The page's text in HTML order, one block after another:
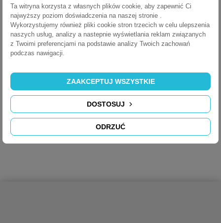
ARKUSZ DANYCH
Seria Elevator
POBIERZ
Elevator - Instrukcja
POBIERZ (504.09K)
Ta witryna korzysta z własnych plików cookie, aby zapewnić Ci
najwyższy poziom doświadczenia na naszej stronie .
Wykorzystujemy również pliki cookie stron trzecich w celu ulepszenia
naszych usług, analizy a nastepnie wyświetlania reklam związanych
z Twoimi preferencjami na podstawie analizy Twoich zachowań
podczas nawigacji.
ODRZUĆ
DOSTOSUJ
ZAAKCEPTUJ WSZYSTKIE